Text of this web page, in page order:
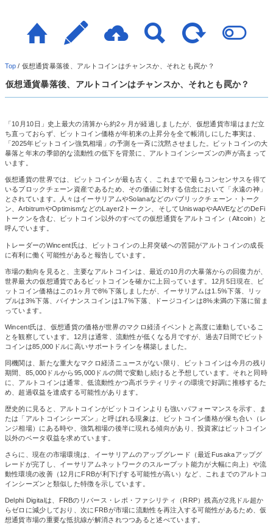
Top / 仮想通貨暴落後、アルトコインはチャンスか、それとも罠か？
仮想通貨暴落後、アルトコインはチャンスか、それとも罠か？
「10月10日」史上最大の清算から約2ヶ月が経過しましたが、仮想通貨市場はまだ立
ち直っておらず、ビットコイン価格が年初来の上昇分を全て帳消しにした事実は、
「2025年ビットコイン強気相場」の予測を一斉に沈黙させました。ビットコインの大
暴落と年末の季節的な流動性の低下を背景に、アルトコインシーズンの声が高まって
います。
仮想通貨の世界では、ビットコインが最も古く、これまでで最もコンセンサスを得て
いるブロックチェーン資産であるため、その価値に対する信念において「永遠の神」
とされています。人々はイーサリアムやSolanaなどのパブリックチェーン・トーク
ン、ArbitrumやOptimismなどのLayer2トークン、そしてUniswapやAAVEなどのDeFi
トークンを含む、ビットコイン以外のすべての仮想通貨をアルトコイン（Altcoin）と
呼んでいます。
トレーダーのWincent氏は、ビットコインの上昇突破への苦闘がアルトコインの成長
に有利に働く可能性があると報告しています。
市場の動向を見ると、主要なアルトコインは、最近の10月の大暴落からの回復力が、
世界最大の仮想通貨であるビットコインを確かに上回っています。12月5日現在、ビ
ットコイン価格はこの1ヶ月で8%下落しましたが、イーサリアムは1.5%下落、リッ
プルは3%下落、バイナンスコインは1.7%下落、ドージコインは8%未満の下落に留ま
っています。
Wincent氏は、仮想通貨の価格が世界のマクロ経済イベントと高度に連動しているこ
とを観察しています。12月は通常、流動性が低くなる月ですが、過去7日間でビット
コインは85,000ドルに高いサポートラインを構築しました。
同機関は、新たな重大なマクロ経済ニュースがない限り、ビットコインは今月の残り
期間、85,000ドルから95,000ドルの間で変動し続けると予想しています。それと同時
に、アルトコインは通常、低流動性かつ高ボラティリティの環境で好調に推移するた
め、超過収益を達成する可能性があります。
歴史的に見ると、アルトコインがビットコインよりも強いパフォーマンスを示す、ま
たは「アルトコインシーズン」と呼ばれる現象は、ビットコイン価格が保ち合い（レ
ンジ相場）にある時や、強気相場の後半に現れる傾向があり、投資家はビットコイン
以外のベータ収益を求めています。
さらに、現在の市場環境は、イーサリアムのアップグレード（最近Fusakaアップグ
レードが完了し、イーサリアムネットワークのスループット能力が大幅に向上）や流
動性環境の改善（12月にFRBが利下げする可能性が高い）など、これまでのアルトコ
インシーズンと類似した特徴を示しています。
Delphi Digitalは、FRBのリバース・レポ・ファシリティ（RRP）残高が2兆ドル超か
らゼロに減少しており、次にFRBが市場に流動性を再注入する可能性があるため、仮
想通貨市場の重要な抵抗線が解消されつつあると述べています。